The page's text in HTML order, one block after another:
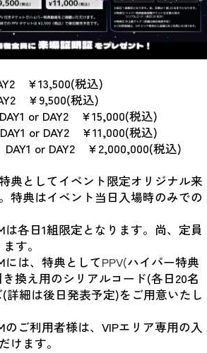
　¥13,500(税込)
　¥9,500(税込)
or DAY2　¥15,000(税込)
or DAY2　¥11,000(税込)
or DAY2　¥2,000,000(税込)
典としてイベント限定オリジナル来
特典はイベント当日入場時のみでの
各日1組限定となります。尚、定員
す。
は、特典としてPPV(ハイパー特典
き換え用のシリアルコード(各日20名
詳細は後日発表予定)をご用意いたし
ご利用者様は、VIPエリア専用の入
けます。